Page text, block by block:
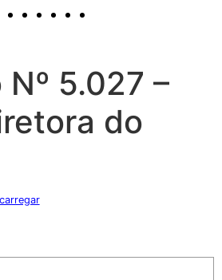
5.027 –
do